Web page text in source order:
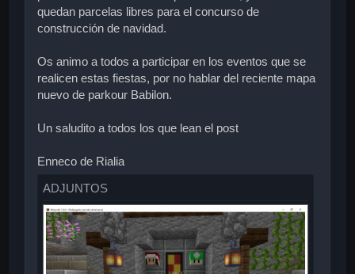
quedan parcelas libres para el concurso de
construcción de navidad.
Os animo a todos a participar en los eventos que se
realicen estas fiestas, por no hablar del reciente mapa
nuevo de parkour Babilon.
Un saludito a todos los que lean el post
Enneco de Rialia
ADJUNTOS